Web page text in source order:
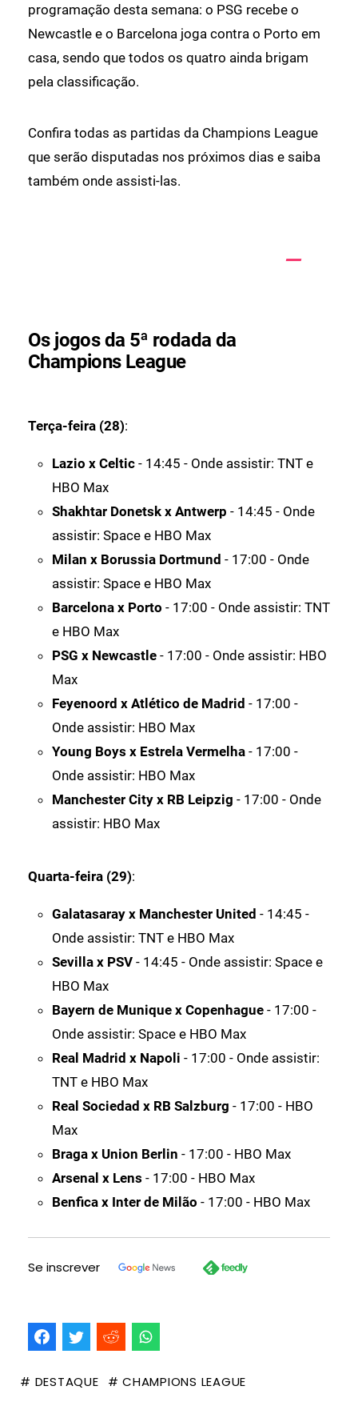
programação desta semana: o PSG recebe o
Newcastle e o Barcelona joga contra o Porto em
casa, sendo que todos os quatro ainda brigam
pela classificação.
Confira todas as partidas da Champions League
que serão disputadas nos próximos dias e saiba
também onde assisti-las.
Os jogos da 5ª rodada da
Champions League
Terça-feira (28):
Lazio x Celtic - 14:45 - Onde assistir: TNT e
HBO Max
Shakhtar Donetsk x Antwerp - 14:45 - Onde
assistir: Space e HBO Max
Milan x Borussia Dortmund - 17:00 - Onde
assistir: Space e HBO Max
Barcelona x Porto - 17:00 - Onde assistir: TNT
e HBO Max
PSG x Newcastle - 17:00 - Onde assistir: HBO
Max
Feyenoord x Atlético de Madrid - 17:00 -
Onde assistir: HBO Max
Young Boys x Estrela Vermelha - 17:00 -
Onde assistir: HBO Max
Manchester City x RB Leipzig - 17:00 - Onde
assistir: HBO Max
Quarta-feira (29):
Galatasaray x Manchester United - 14:45 -
Onde assistir: TNT e HBO Max
Sevilla x PSV - 14:45 - Onde assistir: Space e
HBO Max
Bayern de Munique x Copenhague - 17:00 -
Onde assistir: Space e HBO Max
Real Madrid x Napoli - 17:00 - Onde assistir:
TNT e HBO Max
Real Sociedad x RB Salzburg - 17:00 - HBO
Max
Braga x Union Berlin - 17:00 - HBO Max
Arsenal x Lens - 17:00 - HBO Max
Benfica x Inter de Milão - 17:00 - HBO Max
Se inscrever
# DESTAQUE # CHAMPIONS LEAGUE